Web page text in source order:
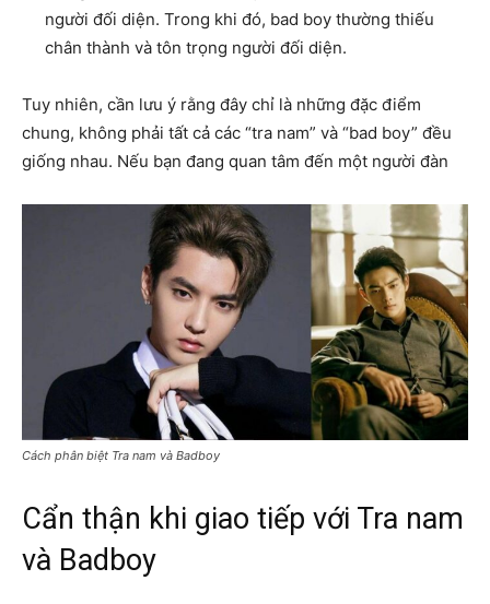
người đối diện. Trong khi đó, bad boy thường thiếu
chân thành và tôn trọng người đối diện.
Tuy nhiên, cần lưu ý rằng đây chỉ là những đặc điểm
chung, không phải tất cả các “tra nam” và “bad boy” đều
giống nhau. Nếu bạn đang quan tâm đến một người đàn
Cách phân biệt Tra nam và Badboy
Cẩn thận khi giao tiếp với Tra nam
và Badboy